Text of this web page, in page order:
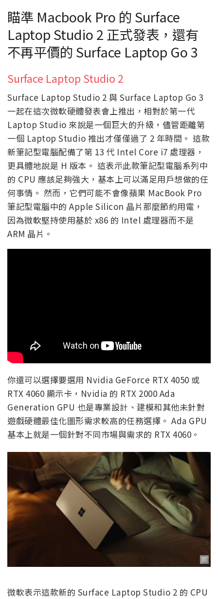
瞄準 Macbook Pro 的 Surface
Laptop Studio 2 正式發表，還有
不再平價的 Surface Laptop Go 3
Surface Laptop Studio 2
Surface Laptop Studio 2 與 Surface Laptop Go 3
一起在這次微軟硬體發表會上推出，相對於第一代
Laptop Studio 來說是一個巨大的升級，儘管距離第
一個 Laptop Studio 推出才僅僅過了 2 年時間。 這款
新筆記型電腦配備了第 13 代 Intel Core i7 處理器，
更具體地說是 H 版本。 這表示此款筆記型電腦系列中
的 CPU 應該足夠強大，基本上可以滿足用戶想做的任
何事情。 然而，它們可能不會像蘋果 MacBook Pro
筆記型電腦中的 Apple Silicon 晶片那麼節約用電，
因為微軟堅持使用基於 x86 的 Intel 處理器而不是
ARM 晶片。
你還可以選擇要選用 Nvidia GeForce RTX 4050 或
RTX 4060 顯示卡，Nvidia 的 RTX 2000 Ada
Generation GPU 也是專業設計、建模和其他未針對
遊戲硬體最佳化圖形需求較高的任務選擇。 Ada GPU
基本上就是一個針對不同市場與需求的 RTX 4060。
微軟表示這款新的 Surface Laptop Studio 2 的 CPU